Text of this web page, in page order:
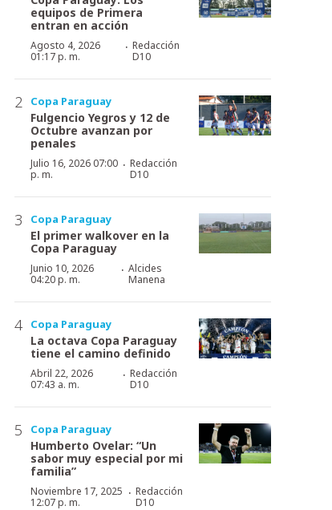
equipos de Primera
entran en acción
Agosto 4, 2026
01:17 p. m.
· Redacción
D10
Copa Paraguay
Fulgencio Yegros y 12 de
Octubre avanzan por
penales
Julio 16, 2026 07:00
p. m.
· Redacción
D10
Copa Paraguay
El primer walkover en la
Copa Paraguay
Junio 10, 2026
04:20 p. m.
· Alcides
Manena
Copa Paraguay
La octava Copa Paraguay
tiene el camino definido
Abril 22, 2026
07:43 a. m.
·Redacción
D10
Copa Paraguay
Humberto Ovelar: “Un
sabor muy especial por mi
familia”
Noviembre 17, 2025
12:07 p. m.
· Redacción
D10